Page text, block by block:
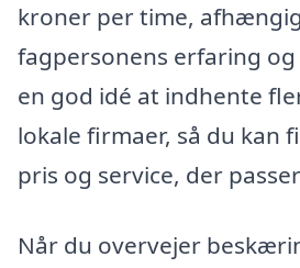
kroner per time,
fagpersonens erfaring
en god idé at indhente
lokale firmaer, så du kan
pris og service, der
Når du overvejer